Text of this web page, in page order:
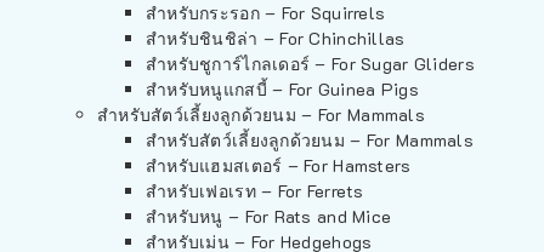
สำหรับกระรอก – For Squirrels
สำหรับชินชิล่า – For Chinchillas
สำหรับชูการ์ไกลเดอร์ – For Sugar Gliders
สำหรับหนูแกสบี้ – For Guinea Pigs
สำหรับสัตว์เลี้ยงลูกด้วยนม – For Mammals
สำหรับสัตว์เลี้ยงลูกด้วยนม – For Mammals
สำหรับแฮมสเตอร์ – For Hamsters
สำหรับเฟอเรท – For Ferrets
สำหรับหนู – For Rats and Mice
สำหรับเม่น – For Hedgehogs